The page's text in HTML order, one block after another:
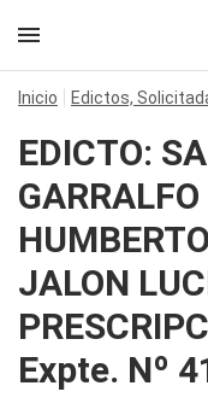
Inicio Edictos,
EDICTO:
JALON
Expte. Nº